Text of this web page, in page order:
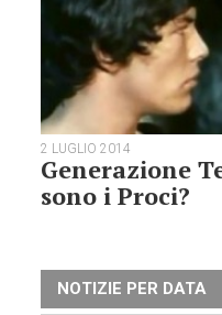
2 LUGLIO 2014
Generazione
sono i Proci?
NOTIZIE PER DATA